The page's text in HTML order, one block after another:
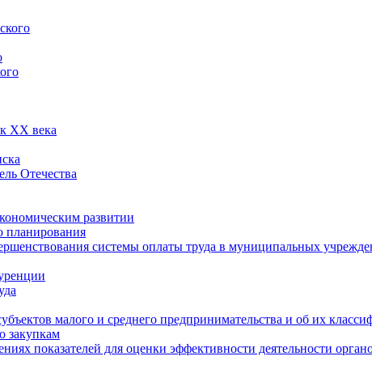
XX века
Отечества
развитии
планирования
системы оплаты труда в муниципальных
малого и среднего предпринимательства и об их
закупкам
показателей для оценки эффективности деятельности